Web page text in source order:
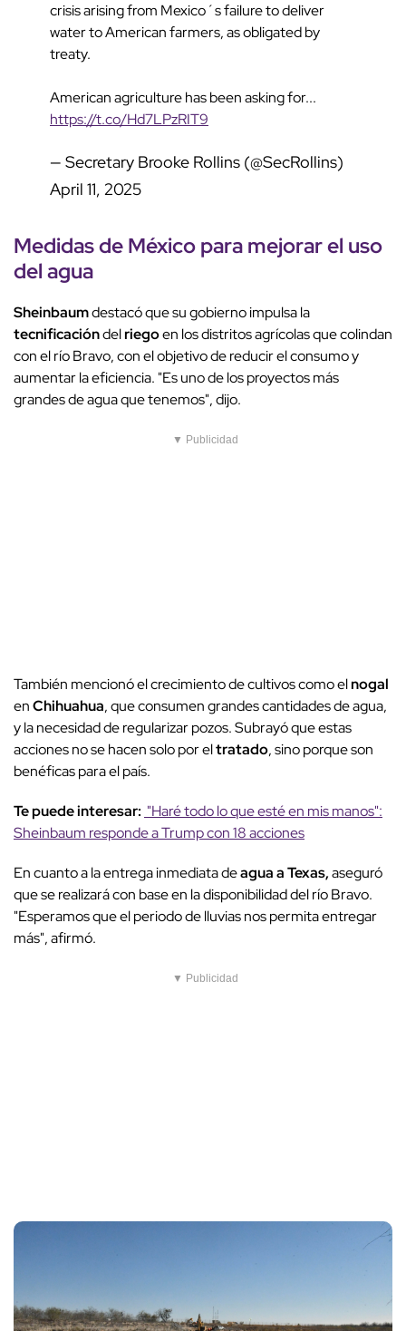
crisis arising from Mexico´s failure to deliver
water to American farmers, as obligated by
treaty.
American agriculture has been asking for...
https://t.co/Hd7LPzRIT9
— Secretary Brooke Rollins (@SecRollins)
April 11, 2025
Medidas deMéxicopara mejorar el uso
del agua
Sheinbaumdestacó que su gobierno impulsa la
tecnificacióndelriegoen los distritos agrícolas que colindan
con el río Bravo, con el objetivo de reducir el consumo y
aumentar la eficiencia. "Es uno de los proyectos más
grandes de agua que tenemos", dijo.
▼ Publicidad
También mencionó el crecimiento de cultivos como elnogal
enChihuahua, que consumen grandes cantidades de agua,
y la necesidad de regularizar pozos. Subrayó que estas
acciones no se hacen solo por eltratado, sino porque son
benéficas para el país.
Te puede interesar: "Haré todo lo que esté en mis manos":
Sheinbaum responde a Trump con 18 acciones
En cuanto a la entrega inmediata deagua a Texas,aseguró
que se realizará con base en la disponibilidad del río Bravo.
"Esperamos que el periodo de lluvias nos permita entregar
más", afirmó.
▼ Publicidad